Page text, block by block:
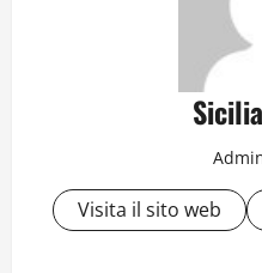
Visita il sito web